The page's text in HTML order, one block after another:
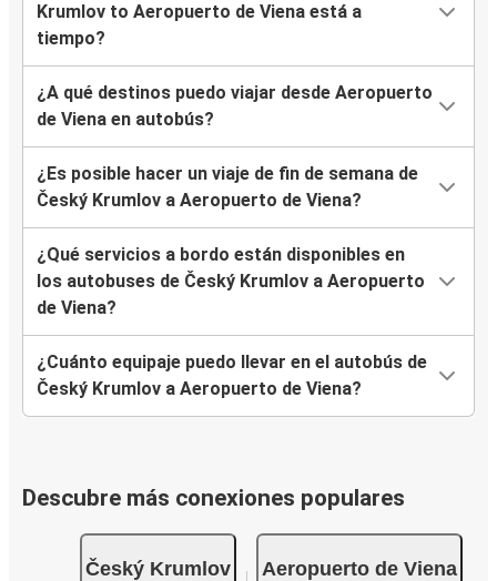
Krumlov to Aeropuerto de Viena está a
tiempo?
¿A qué destinos puedo viajar desde Aeropuerto
de Viena en autobús?
¿Es posible hacer un viaje de fin de semana de
Český Krumlov a Aeropuerto de Viena?
¿Qué servicios a bordo están disponibles en
los autobuses de Český Krumlov a Aeropuerto
de Viena?
¿Cuánto equipaje puedo llevar en el autobús de
Český Krumlov a Aeropuerto de Viena?
Descubre más conexiones populares
Český Krumlov Aeropuerto de Viena